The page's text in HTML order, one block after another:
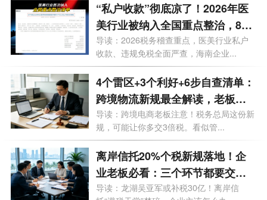
“私户收款”彻底凉了！2026年医
美行业被纳入全国重点整治，840
万罚单砸向上市公司，海南老板
务必自查这3条红线
导读：2026税务稽查重点，医美行业私户
收款、违规免税全面严查，海南企业...
4个雷区+3个利好+6步自查清单：
跨境物流新规最全解读，老板必
存
导读：跨境电商老板注意！税务总局这份新
规，可能让你多交3倍税。看似管...
离岸信托20%个税新规落地！企
业老板必看：三个环节都要交
税，90天窗口期怎么补？
导读：龙湖吴亚军或补税30亿！离岸信